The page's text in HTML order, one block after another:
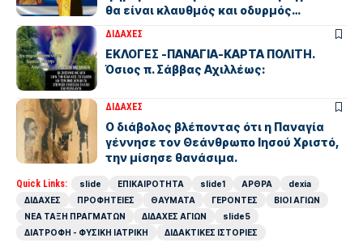
θα είναι κλαυθμός και οδυρμός…
ΔΙΔΑΧΕΣ
ΕΚΛΟΓΕΣ -ΠΑΝΑΓΙΑ-ΚΑΡΤΑ ΠΟΛΙΤΗ.
Όσιος π. Σάββας Αχιλλέως:
ΔΙΔΑΧΕΣ
Ο διάβολος βλέποντας ότι η Παναγία
γέννησε τον Θεάνθρωπο Ιησού Χριστό,
την μίσησε θανάσιμα.
Quick Links: slide ΕΠΙΚΑΙΡΟΤΗΤΑ slide1 ΑΡΘΡΑ
dexia
ΔΙΔΑΧΕΣ
ΠΡΟΦΗΤΕΙΕΣ ΘΑΥΜΑΤΑ ΓΕΡΟΝΤΕΣ
ΒΙΟΙ ΑΓΙΩΝ
ΝΕΑ ΤΑΞΗ ΠΡΑΓΜΑΤΩΝ
ΔΙΔΑΧΕΣ ΑΓΙΩΝ
slide5
ΔΙΑΤΡΟΦΗ - ΦΥΣΙΚΗ ΙΑΤΡΙΚΗ
ΔΙΔΑΚΤΙΚΕΣ ΙΣΤΟΡΙΕΣ